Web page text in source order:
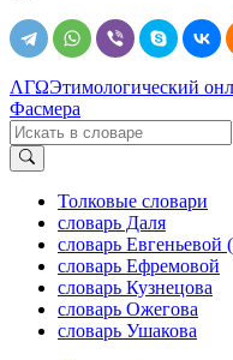
ΛΓΩЭтимологический
Фасмера
Толковые словари
словарь Даля
словарь
словарь Ефремовой
словарь Кузнецова
словарь Ожегова
словарь Ушакова